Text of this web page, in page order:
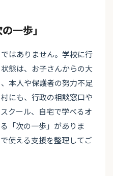
一歩」
はありません。学校に行
態は、お子さんからの大
本人や保護者の努力不足
にも、行政の相談窓口や
クール、自宅で学べるオ
「次の一歩」がありま
使える支援を整理してご